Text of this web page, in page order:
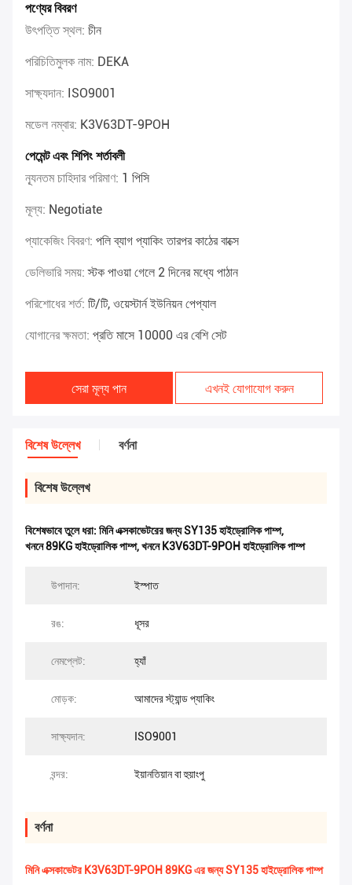
পণ্যের বিবরণ
উৎপত্তি স্থল: চীন
পরিচিতিমুলক নাম: DEKA
সাক্ষ্যদান: ISO9001
মডেল নম্বার: K3V63DT-9POH
পেমেন্ট এবং শিপিং শর্তাবলী
ন্যূনতম চাহিদার পরিমাণ: 1 পিসি
মূল্য: Negotiate
প্যাকেজিং বিবরণ: পলি ব্যাগ প্যাকিং তারপর কাঠের বাক্সে
ডেলিভারি সময়:স্টক পাওয়া গেলে 2 দিনের মধ্যে পাঠান
পরিশোধের শর্ত: টি/টি, ওয়েস্টার্ন ইউনিয়ন পেপ্যাল
যোগানের ক্ষমতা: প্রতি মাসে 10000 এর বেশি সেট
সেরা মূল্য পান এখনই যোগাযোগ করুন
বিশেষ উল্লেখ বর্ণনা
বিশেষ উল্লেখ
বিশেষভাবে তুলে ধরা: মিনি এক্সকাভেটরের জন্য SY135 হাইড্রোলিক পাম্প,
খননে 89KG হাইড্রোলিক পাম্প,খননে K3V63DT-9POH হাইড্রোলিক পাম্প
উপাদান: ইস্পাত
রঙ: ধূসর
নেমপ্লেট: হ্যাঁ
মোড়ক: আমাদের স্ট্যান্ড প্যাকিং
সাক্ষ্যদান: ISO9001
বন্দর: ইয়ানতিয়ান বা হুয়াংপু
বর্ণনা
মিনি এক্সকাভেটর K3V63DT-9POH 89KG এর জন্য SY135 হাইড্রোলিক পাম্প